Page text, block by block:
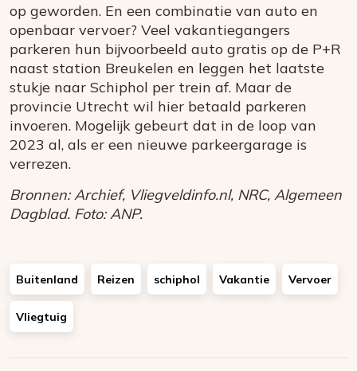
op geworden. En een combinatie van auto en
openbaar vervoer? Veel vakantiegangers
parkeren hun bijvoorbeeld auto gratis op de P+R
naast station Breukelen en leggen het laatste
stukje naar Schiphol per trein af. Maar de
provincie Utrecht wil hier betaald parkeren
invoeren. Mogelijk gebeurt dat in de loop van
2023 al, als er een nieuwe parkeergarage is
verrezen.
Bronnen: Archief, Vliegveldinfo.nl, NRC, Algemeen
Dagblad. Foto: ANP.
Buitenland Reizen schiphol Vakantie Vervoer
Vliegtuig